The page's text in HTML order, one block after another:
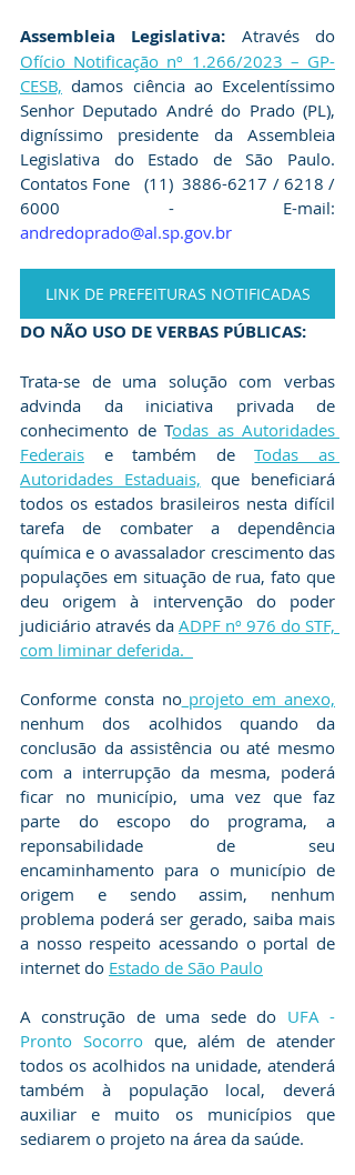
Assembleia Legislativa:
Ofício Notificação nº 1.266/2023 – GP-
CESB, damos ciência ao Excelentíssimo
Senhor Deputado André do Prado (PL),
digníssimo presidente da Assembleia
Legislativa do Estado de São Paulo.
Contatos Fone   (11) 3886-6217 / 6218 /
6000 - E-mail:
andredoprado@al.sp.gov.br
LINK DE PREFEITURAS NOTIFICADAS
DO NÃO USO DE VERBAS PÚBLICAS:
Trata-se de uma solução com verbas
advinda da iniciativa privada de
conhecimento de Todas as Autoridades
Federais e também de Todas as
Autoridades Estaduais, que beneficiará
todos os estados brasileiros nesta difícil
tarefa de combater a dependência
química e o avassalador crescimento das
populações em situação de rua, fato que
deu origem à intervenção do poder
judiciário através da ADPF nº 976 do STF,
com liminar deferida.
Conforme consta no projeto em anexo,
nenhum dos acolhidos quando da
conclusão da assistência ou até mesmo
com a interrupção da mesma, poderá
ficar no município, uma vez que faz
parte do escopo do programa, a
reponsabilidade de seu
encaminhamento para o município de
origem e sendo assim, nenhum
problema poderá ser gerado, saiba mais
a nosso respeito acessando o portal de
internet do Estado de São Paulo
A construção de uma sede do UFA -
Pronto Socorro que, além de atender
todos os acolhidos na unidade, atenderá
também à população local, deverá
auxiliar e muito os municípios que
sediarem o projeto na área da saúde.